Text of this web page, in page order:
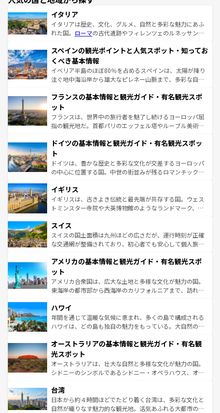
イタリア
イタリアは歴史、文化、グルメ、自然と多彩な魅力にあふ
れた国。 ローマの古代遺跡やフィレンツェのルネッサンス
ろん、トスカーナの美しい田園風景やアマルフィ海岸の絶
景など、自然景観も見逃せない。観光の合間には、本場の
ピザやパスタなど、絶品のイタリア料理を堪能することも
できる。朝目覚めてから夜眠るまで、すべての瞬間を楽し
なお、新着のイタリア情報はコンテンツ一覧を参照してほ
しい。
スペインの観光ポイントと人気スポット・知ってお
くべき基本情報
イベリア半島のほぼ80％を占めるスペインは、太陽が降り
注ぐ地中海沿岸から雄大なピレネー山脈まで、多彩な自然
文化が根付くこの国では、情熱的なフラメンコ、熱気あふ
れる闘牛、そして美味しいタパスが生活の一部となってい
る。首都マドリードの洗練された雰囲気や、バルセロナの
アートに溢れた街角から、地方では古代ローマ遺跡や中世
せる。地方によって風土や気候が異なるスペインはその個
ンテンツ一覧 を参照してほしい。
フランスの基本情報と観光ガイド・有名観光スポ
ット
フランスは、世界中の旅行者を魅了し続けるヨーロッパ屈
指の観光地だ。首都パリのエッフェル塔やルーブル美術館
で、幅広い魅力が詰まっている。華麗な宮殿、歴史的な大
聖堂、美しいビーチ、そして豊かな自然が、訪れる者を心
から魅了する。また、フランスは美食の国としても知ら
れ、フランス料理はユネスコ無形文化遺産にも登録されて
香り高いラベンダー畑など、多彩な楽しみ方が可能だ。さ
らに、パリ以外の地域にも魅力が溢れており、どの街角に
も豊かな歴史と文化が息づいている。パリ以外の個性あふ
を参照してほしい。
ドイツの基本情報と観光ガイド・有名観光スポッ
ト
ドイツは、豊かな歴史と多彩な文化が交差するヨーロッパ
の中心に位置する国。中世の街並みが残るロマンチック街
顔を持つこの国は、どこを歩いても飽きることがない。ベ
ルリンの文化的活気、バイエルン州のアルプスの絶景、そ
してライン川沿いのワイン畑といった風景は必見。ビール
は、お酒好きな人にはぜひ体験してほしい。 なお、新着の
ドイツ情報はコンテンツ一覧を参照してほしい。
イギリス
イギリスは、古きよき伝統と最先端が共存する国。ウェス
トミンスター寺院や大英博物館のようなランドマーク、歴
リアごとに異なる魅力がある。また、優雅なアフタヌーン
ティー、ビール好きにはたまらない英国パブ、サッカー観
戦など、本場だからこそできる体験も豊富。イギリスを旅
ンツ一覧を参照してほしい。
スイス
スイスの国土面積は九州ほどの広さだが、運行時刻が正確
な交通網が整備されており、初心者でも安心して個人旅行
の建物がそのまま残る町や、スイスならではのユニークな
博物館もあり、アルプス観光だけでなく町歩きも満喫する
ことができる。国民の所得が高いため物価も高いが、旅行
者向けの交通パス提供のサービスもあり、うまく活用すれ
着のスイス情報は
アメリカの基本情報と観光ガイド・有名観光スポ
ット
アメリカ合衆国は、広大な土地と多様な文化が魅力の国。
東海岸の都市部から西海岸のカリフォルニアまで、訪れる
のような巨大都市は、観光、ショッピング、エンターテイ
ンメントが詰まった刺激的なスポットだ。一方、アメリカ
西部には大自然が広がり、グランドキャニオンやイエロー
部のニューオーリンズでは、音楽と美食が融合した独特の
文化が魅力。旅行者はアメリカの各地域で異なる魅力を楽
しみながら、その多様性と豊かな歴史を感じることができ
るだろう。車でのロードトリップや列車の旅も、アメリカ
情報は
ハワイ
年間を通じて温暖な気候に恵まれ、多くの島で構成される
ハワイは、どの島も独自の魅力をもっている。大自然の神
ワイ島は見逃せない。また、定番の観光地といえばオアフ
島だが、静かな自然を求めるならマウイ島やカウアイ島が
おすすめ。エメラルドグリーンに輝く海をはじめ、豊かな
文化や歴史が息づいている。「アロハスピリット」と呼ば
人々、おいしいローカルフードやハワイアンミュージッ
ク、伝統的なフラダンスなど、すべてがハワイの魅力を彩
っている。訪れるたびに新しい発見と感動が待っているハ
オーストラリアの基本情報と観光ガイド・有名観
光スポット
オーストラリアは、壮大な自然と多様な文化が魅力の国。
シドニーのシンボルであるシドニー・オペラハウス、オー
リアリーフや大陸中央部にそびえるウルル（エアーズロッ
ク）、タスマニアの美しい原生林やケアンズの熱帯雨林な
ど、見どころがたくさん。また、カフェやワイン、オージ
台湾
日本から約４時間ほどでたどり着く台湾は、多彩な文化と
自然が織りなす魅力的な観光地。活気あふれる大都市の台